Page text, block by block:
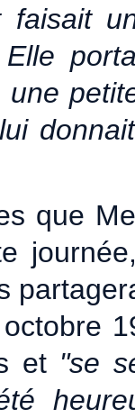
faisait
une
que
et "se